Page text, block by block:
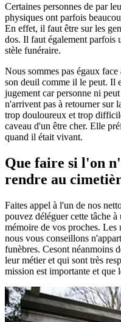
Certaines personnes de par
physiques ont parfois
En effet, il faut être sur les
dos. Il faut également parfois
stèle funéraire.
Nous sommes pas égaux
son deuil comme il le peut. Il
jugement car personne ni
n'arrivent pas à retourner sur
trop douloureux et trop
caveau d'un être cher. Elle
quand il était vivant.
Que faire si l'on
rendre au
Faites appel à l'un de nos
pouvez déléguer cette tâche
mémoire de vos proches. Les
nous vous conseillons
funèbres. Cesont néanmoins
leur métier et qui sont très
mission est importante et que